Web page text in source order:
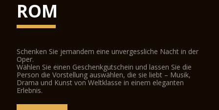
ROM
Schenken Sie jemandem eine unvergessliche Nacht in der
Oper.
Wählen Sie einen Geschenkgutschein und lassen Sie die
Person die Vorstellung auswählen, die sie liebt – Musik,
Drama und Kunst von Weltklasse in einem eleganten
Erlebnis.